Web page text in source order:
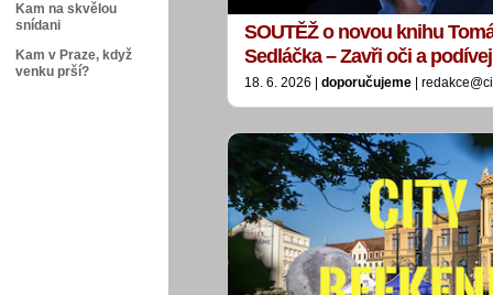
Kam na skvělou
snídani
Kam v Praze, když
venku prší?
SOUTĚŽ o novou knihu
Sedláčka – Zavři oči a
18. 6. 2026 | doporučujeme |